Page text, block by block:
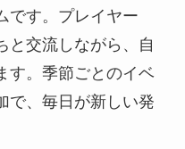
です。プレイヤー
と交流しながら、自
す。季節ごとのイベ
で、毎日が新しい発